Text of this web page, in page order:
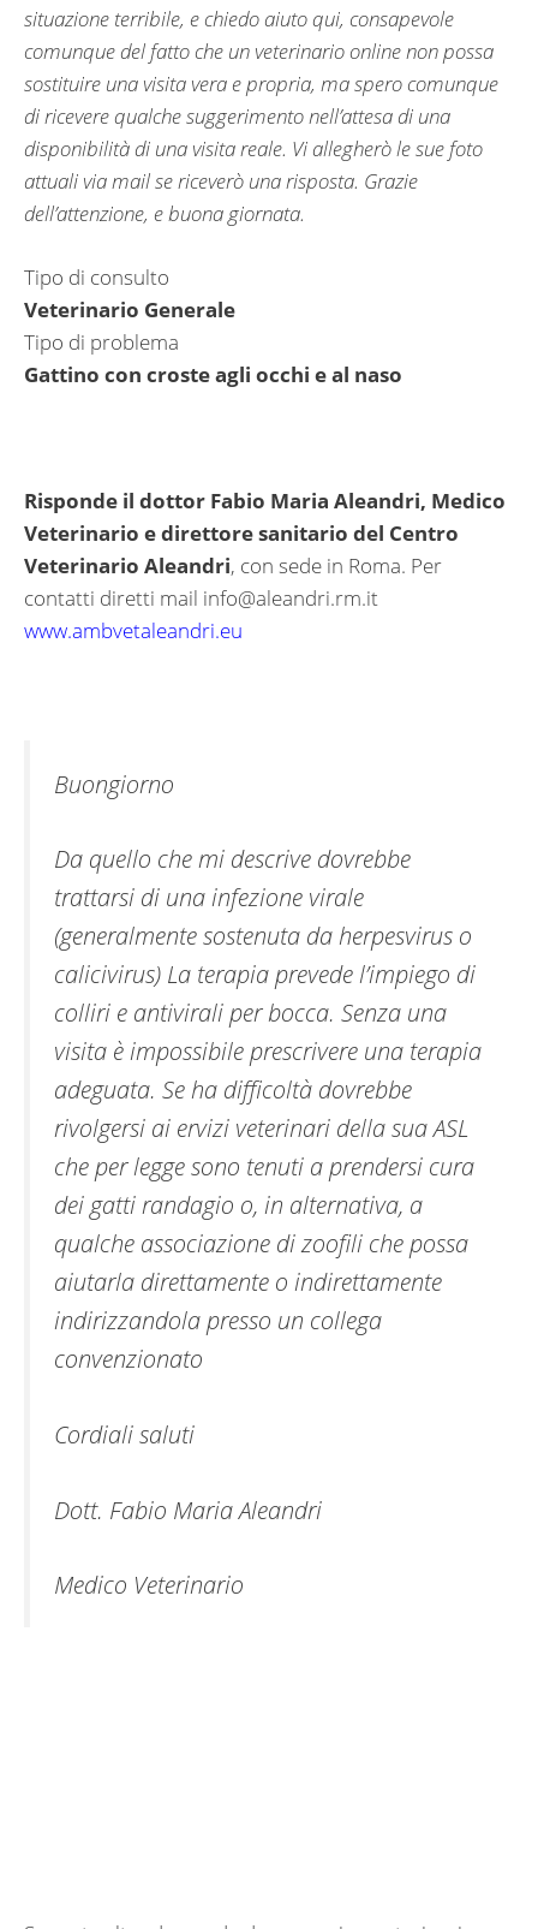
situazione terribile, e chiedo aiuto qui, consapevole
comunque del fatto che un veterinario online non possa
sostituire una visita vera e propria, ma spero comunque
di ricevere qualche suggerimento nell’attesa di una
disponibilità di una visita reale. Vi allegherò le sue foto
attuali via mail se riceverò una risposta. Grazie
dell’attenzione, e buona giornata.
Tipo di consulto
Veterinario Generale
Tipo di problema
Gattino con croste agli occhi e al naso
Risponde il dottor Fabio Maria Aleandri, Medico
Veterinario e direttore sanitario del Centro
Veterinario Aleandri, con sede in Roma. Per
contatti diretti mail info@aleandri.rm.it
www.ambvetaleandri.eu
Buongiorno
Da quello che mi descrive dovrebbe
trattarsi di una infezione virale
(generalmente sostenuta da herpesvirus o
calicivirus) La terapia prevede l’impiego di
colliri e antivirali per bocca. Senza una
visita è impossibile prescrivere una terapia
adeguata. Se ha difficoltà dovrebbe
rivolgersi ai ervizi veterinari della sua ASL
che per legge sono tenuti a prendersi cura
dei gatti randagio o, in alternativa, a
qualche associazione di zoofili che possa
aiutarla direttamente o indirettamente
indirizzandola presso un collega
convenzionato
Cordiali saluti
Dott. Fabio Maria Aleandri
Medico Veterinario